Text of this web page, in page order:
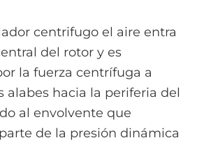
centrifugo el aire entra
del rotor y es
la fuerza centrífuga a
alabes hacia la periferia del
al envolvente que
de la presión dinámica